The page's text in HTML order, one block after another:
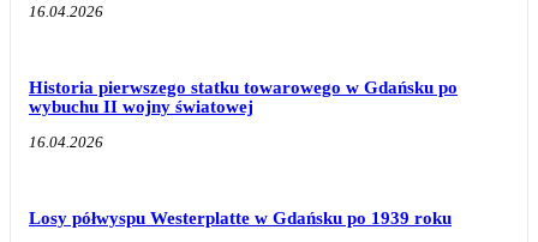
16.04.2026
Historia pierwszego statku towarowego w Gdańsku po
wybuchu II wojny światowej
16.04.2026
Losy półwyspu Westerplatte w Gdańsku po 1939 roku